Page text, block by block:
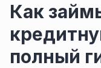
Как
полный